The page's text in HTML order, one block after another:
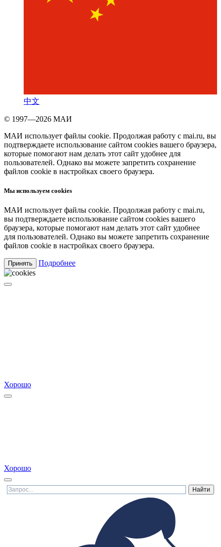
中文
© 1997—2026 МАИ
МАИ использует файлы cookie. Продолжая работу с mai.ru, вы
подтверждаете использование сайтом cookies вашего браузера,
которые помогают нам делать этот сайт удобнее для
пользователей. Однако вы можете запретить сохранение
файлов cookie в настройках своего браузера.
Мы используем cookies
МАИ использует файлы cookie. Продолжая работу с mai.ru,
вы подтверждаете использование сайтом cookies вашего
браузера, которые помогают нам делать этот сайт удобнее
для пользователей. Однако вы можете запретить сохранение
файлов cookie в настройках своего браузера.
Принять Подробнее
Хорошо
Хорошо